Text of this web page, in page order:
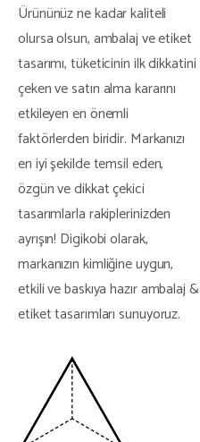
Ürününüz ne kadar kaliteli
olursa olsun, ambalaj ve etiket
tasarımı, tüketicinin ilk dikkatini
çeken ve satın alma kararını
etkileyen en önemli
faktörlerden biridir. Markanızı
en iyi şekilde temsil eden,
özgün ve dikkat çekici
tasarımlarla rakiplerinizden
ayrışın! Digikobi olarak,
markanızın kimliğine uygun,
etkili ve baskıya hazır ambalaj &
etiket tasarımları sunuyoruz.